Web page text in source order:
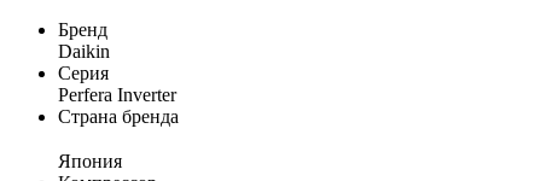
Бренд
Daikin
Серия
Perfera Inverter
Страна бренда
Япония